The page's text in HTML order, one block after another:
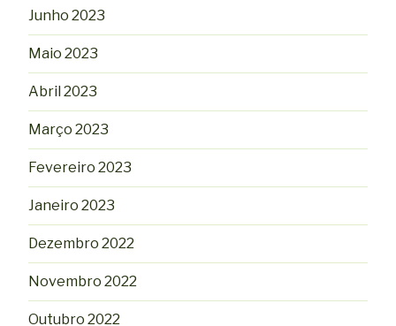
Junho 2023
Maio 2023
Abril 2023
Março 2023
Fevereiro 2023
Janeiro 2023
Dezembro 2022
Novembro 2022
Outubro 2022